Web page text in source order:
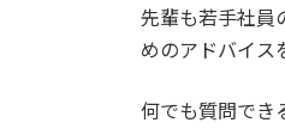
先輩も若手社員
めのアドバイス
何でも質問でき